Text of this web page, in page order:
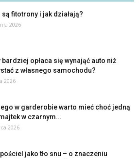
są fitotrony i jak działają?
2026
bardziej opłaca się wynająć auto niż
z własnego samochodu?
2026
w garderobie warto mieć choć jedną
w czarnym...
2026
pościel jako tło snu – o znaczeniu